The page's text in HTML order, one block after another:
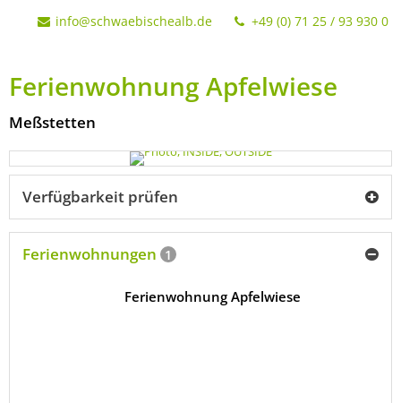
info@schwaebischealb.de +49 (0) 71 25 / 93 930 0
Ferienwohnung Apfelwiese
Meßstetten
Verfügbarkeit prüfen
Ferienwohnungen 1
Ferienwohnung Apfelwiese